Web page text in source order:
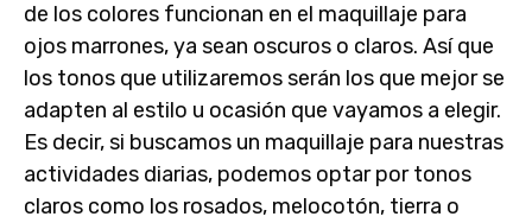
de los colores funcionan en el maquillaje para
ojos marrones, ya sean oscuros o claros. Así que
los tonos que utilizaremos serán los que mejor se
adapten al estilo u ocasión que vayamos a elegir.
Es decir, si buscamos un maquillaje para nuestras
actividades diarias, podemos optar portonos
claros como los rosados, melocotón, tierra o